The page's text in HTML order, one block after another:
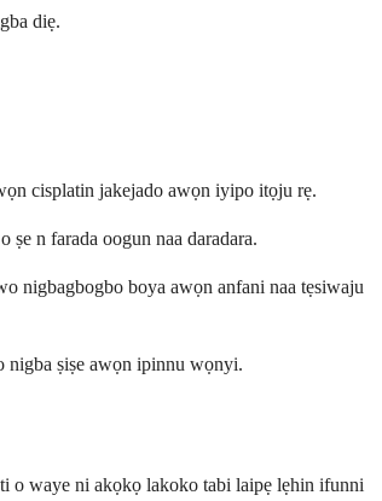
diẹ.
cisplatin jakejado awọn iyipo itọju rẹ.
n farada oogun naa daradara.
nigbagbogbo boya awọn anfani naa tẹsiwaju
nigba ṣiṣe awọn ipinnu wọnyi.
o waye ni akọkọ lakoko tabi laipẹ lẹhin ifunni